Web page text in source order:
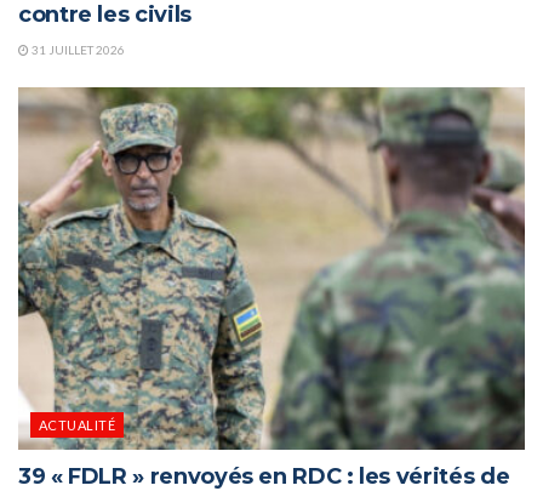
contre les civils
31 JUILLET 2026
ACTUALITÉ
39 « FDLR » renvoyés en RDC : les vérités de